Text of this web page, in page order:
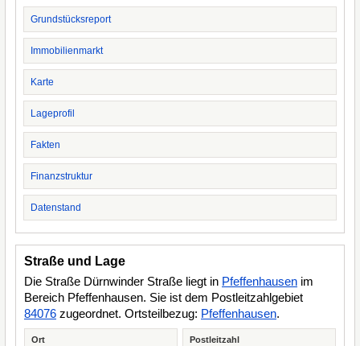
Grundstücksreport
Immobilienmarkt
Karte
Lageprofil
Fakten
Finanzstruktur
Datenstand
Straße und Lage
Die Straße Dürnwinder Straße liegt in Pfeffenhausen im
Bereich Pfeffenhausen. Sie ist dem Postleitzahlgebiet
84076 zugeordnet. Ortsteilbezug: Pfeffenhausen.
Ort Postleitzahl